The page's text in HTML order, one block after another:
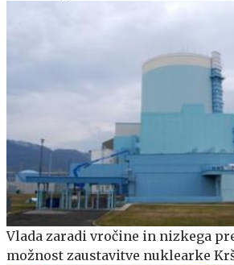
Vlada zaradi vročine in nizkega
možnost zaustavitve nuklearke